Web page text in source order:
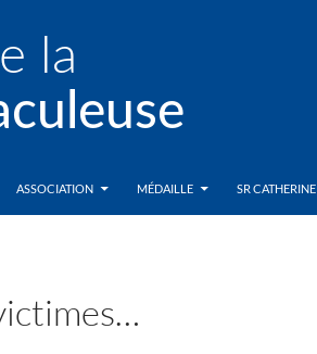
ASSOCIATION MÉDAILLE SR CATHERINE